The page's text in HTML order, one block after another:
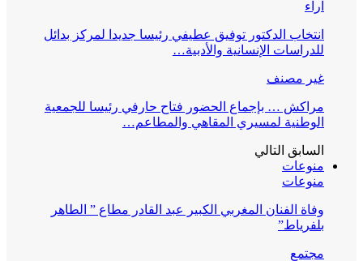
آراء
انتخاب الدكتور توفيق عطيفي رئيسا جديدا لمركز بدائل
للدراسات الإنسانية والأدبية…
غير مصنف
مراكش … بإجماع الحضور فتاح حارفي رئيسا للجمعية
الوطنية لمسيري المقاهي والمطاعم…
السابق التالي
منوعات
منوعات
وفاة الفنان المغربي الكبير عبد القادر مطاع ” الطاهر
بلفرياط”
مجتمع